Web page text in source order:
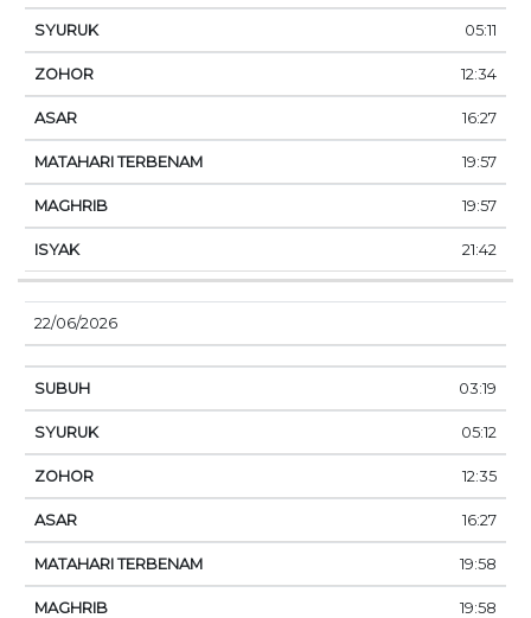
05:11
12:34
16:27
19:57
19:57
21:42
22/06/2026
03:19
05:12
12:35
16:27
19:58
19:58